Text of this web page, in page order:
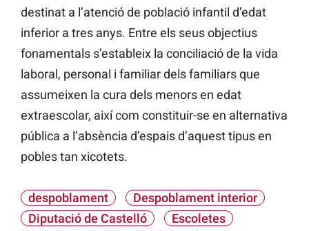
destinat a l’atenció de població infantil d’edat
inferior a tres anys. Entre els seus objectius
fonamentals s’estableix la conciliació de la vida
laboral, personal i familiar dels familiars que
assumeixen la cura dels menors en edat
extraescolar, així com constituir-se en alternativa
pública a l’absència d’espais d’aquest tipus en
pobles tan xicotets.
despoblament
Despoblament interior
Diputació de Castelló
Escoletes